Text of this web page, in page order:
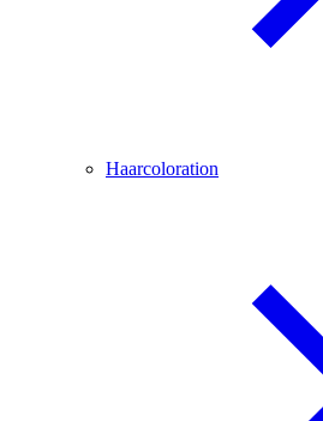
Haarcoloration